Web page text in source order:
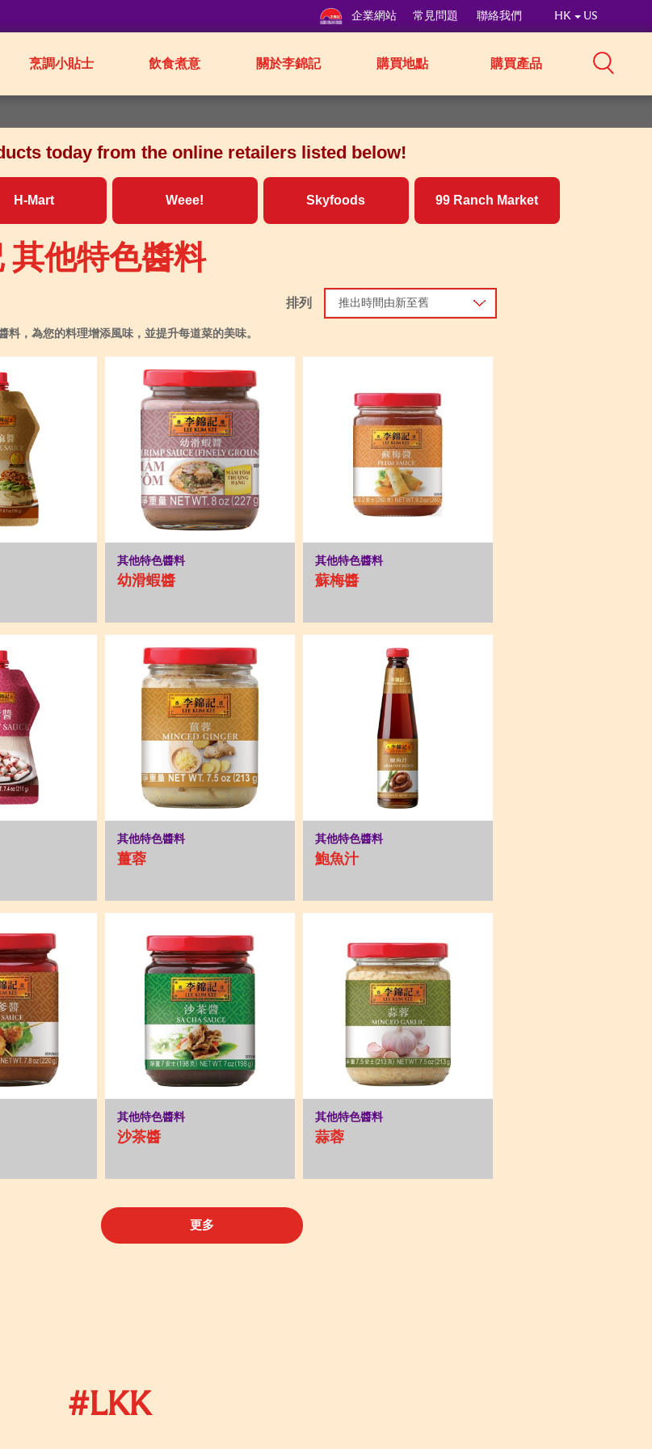
企業網站 常見問題 聯絡我們 HK US
烹調小貼士 飲食煮意 關於李錦記 購買地點 購買產品
today from the online retailers listed below!
H-Mart Weee! Skyfoods 99 Ranch Market
其他特色醬料
排列 推出時間由新至舊
料，為您的料理增添風味，並提升每道菜的美味。
其他特色醬料
幼滑蝦醬
其他特色醬料
蘇梅醬
其他特色醬料
薑蓉
其他特色醬料
鮑魚汁
其他特色醬料
沙茶醬
其他特色醬料
蒜蓉
更多
#LKK